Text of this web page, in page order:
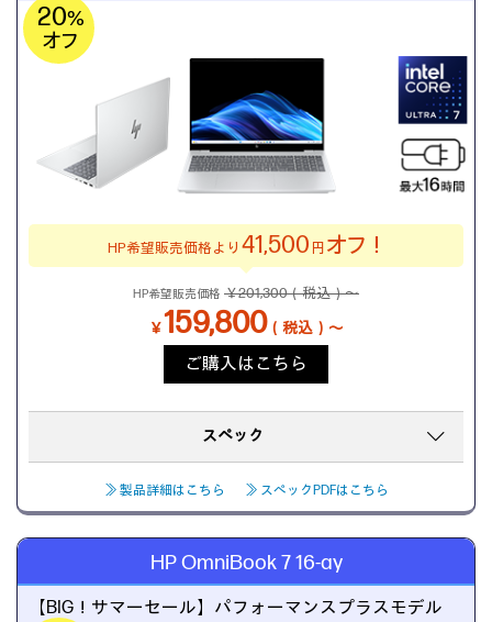
20%
オフ
HP希望販売価格より 41,500円 オフ！
HP希望販売価格 ￥201,300（税込）～
￥159,800（税込）～
ご購入はこちら
スペック
≫ 製品詳細はこちら ≫ スペックPDFはこちら
HP OmniBook 7 16-ay
【BIG！サマーセール】 パフォーマンスプラスモデル